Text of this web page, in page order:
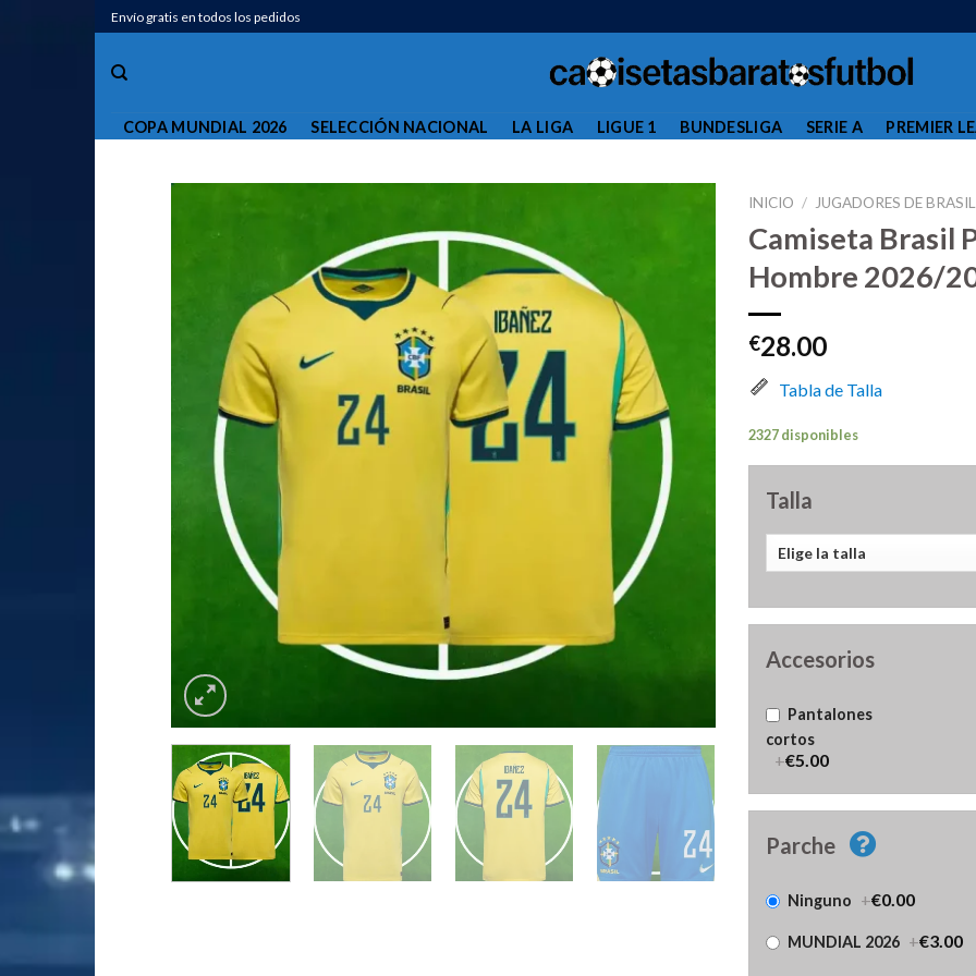
Saltar
al
contenido
Envío gratis en todos los pedidos
COPA MUNDIAL 2026 SELECCIÓN NACIONAL LA LIGA LIGUE 1 BUNDESLIGA SERIE A PREMIER
INICIO / JUGADORES DE BRASIL
Camiseta Brasil
Hombre 2026/
€28.00
Tabla de Talla
2327 disponibles
Talla
Accesorios
Pantalones
cortos
+€5.00
Parche
Ninguno +€0.00
MUNDIAL 2026 +€3.00